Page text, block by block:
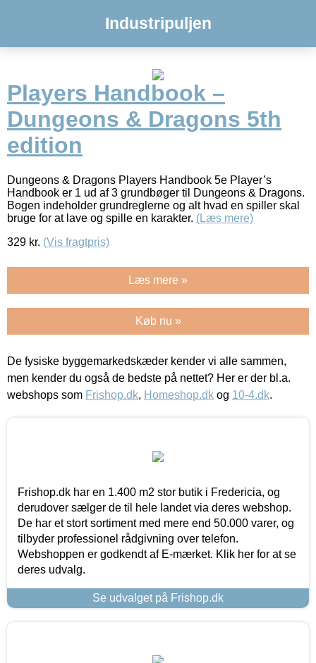
Industripuljen
Players Handbook –
Dungeons & Dragons 5th
edition
Dungeons & Dragons Players Handbook 5e Player’s
Handbook er 1 ud af 3 grundbøger til Dungeons & Dragons.
Bogen indeholder grundreglerne og alt hvad en spiller skal
bruge for at lave og spille en karakter. (Læs mere)
329 kr. (Vis fragtpris)
Læs mere »
Køb nu »
De fysiske byggemarkedskæder kender vi alle sammen,
men kender du også de bedste på nettet? Her er der bl.a.
webshops som Frishop.dk, Homeshop.dk og 10-4.dk.
Frishop.dk har en 1.400 m2 stor butik i Fredericia, og
derudover sælger de til hele landet via deres webshop.
De har et stort sortiment med mere end 50.000 varer, og
tilbyder professionel rådgivning over telefon.
Webshoppen er godkendt af E-mærket. Klik her for at se
deres udvalg.
Se udvalget på Frishop.dk